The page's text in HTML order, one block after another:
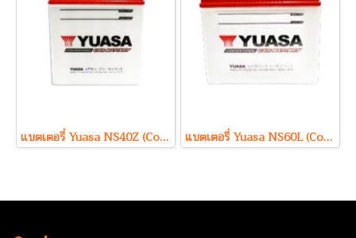
แบตเตอรี่ Yuasa NS40Z (Conventional Type) 12V 35Ah แบตเตอรี่ Yuasa NS60L (Conventional Type) 12V 45Ah